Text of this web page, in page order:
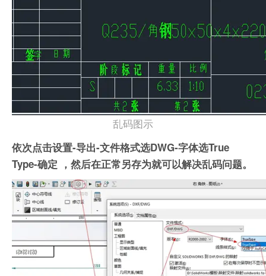
乱码图示
依次点击设置-导出-文件格式选DWG-字体选True
Type-确定 ，然后在正常另存为就可以解决乱码问题。